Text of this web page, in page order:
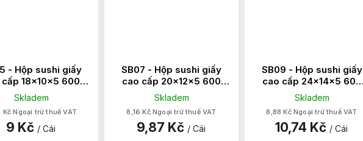
- Hộp sushi giấy
18x10x5 600
Chiếc/Thùng
Skladem
Kč Ngoại trừ thuế VAT
9 Kč / Cái
SB07 - Hộp sushi giấy
cao cấp 20x12x5 600
Chiếc/Thùng
Skladem
8,16 Kč Ngoại trừ thuế VAT
9,87 Kč / Cái
SB09 - Hộp sushi giấy
cao cấp 24x14x5 600
Chiếc/Thùng
Skladem
8,88 Kč Ngoại trừ thuế VAT
10,74 Kč / Cái